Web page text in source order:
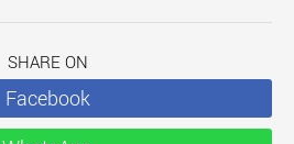
SHARE ON
Facebook